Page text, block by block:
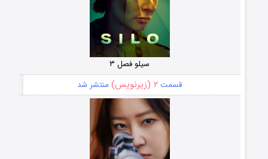
سیلو فصل ۳
قسمت ۲ (زیرنویس) منتشر شد